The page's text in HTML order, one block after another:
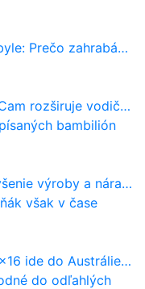
Červený les pod zem?
a uberá autobusom odpor vzduchu
bambilión
tržieb. Ktorí odberatelia sú kľúčoví?
však v čase
Na čo bude slúžiť?
do odľahlých